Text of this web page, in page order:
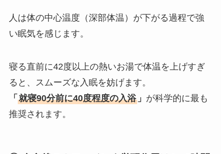
人は体の中心温度（深部体温）が下がる過程で強
い眠気を感じます。
寝る直前に42度以上の熱いお湯で体温を上げすぎ
ると、スムーズな入眠を妨げます。
「 就寝90分前に40度程度の入浴」 が科学的に最も
推奨されます。